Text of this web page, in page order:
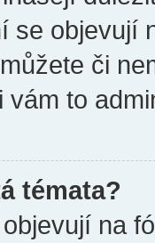
se objevují
či
to
témata?
na